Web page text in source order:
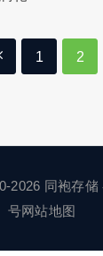
1 2
同袍存储
号网站地图